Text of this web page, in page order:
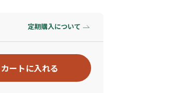
定期購入について
カートに入れる